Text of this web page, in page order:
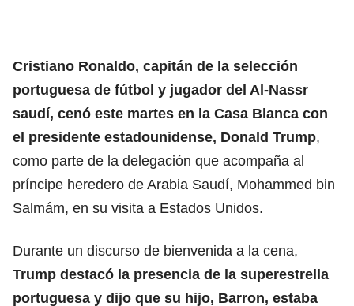
Cristiano Ronaldo, capitán de la selección
portuguesa de fútbol y jugador del Al-Nassr
saudí, cenó este martes en la Casa Blanca con
el presidente estadounidense, Donald Trump,
como parte de la delegación que acompaña al
príncipe heredero de Arabia Saudí, Mohammed bin
Salmám, en su visita a Estados Unidos.
Durante un discurso de bienvenida a la cena,
Trump destacó la presencia de la superestrella
portuguesa y dijo que su hijo, Barron, estaba